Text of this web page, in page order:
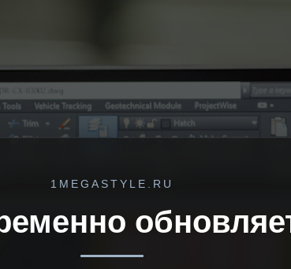
1MEGASTYLE.RU